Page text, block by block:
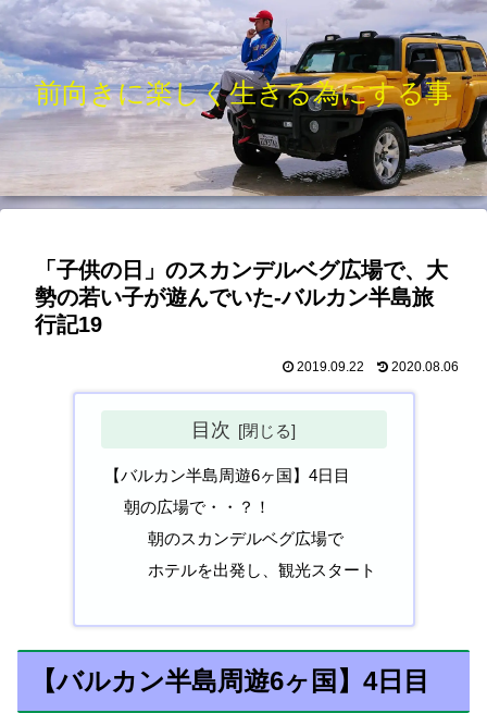
前向きに楽しく生きる為にする事
「子供の日」のスカンデルベグ広場で、大
勢の若い子が遊んでいた-バルカン半島旅
行記19
2019.09.22 2020.08.06
目次
【バルカン半島周遊6ヶ国】4日目
朝の広場で・・？！
朝のスカンデルベグ広場で
ホテルを出発し、観光スタート
【バルカン半島周遊6ヶ国】4日目